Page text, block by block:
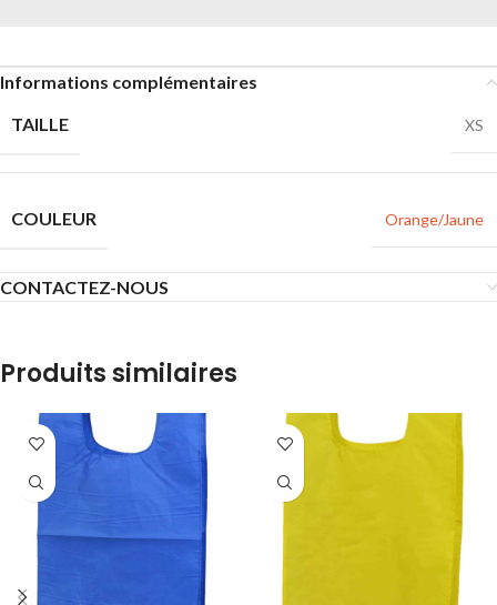
Informations complémentaires
TAILLE
XS
COULEUR Orange/Jaune
CONTACTEZ-NOUS
Produits similaires